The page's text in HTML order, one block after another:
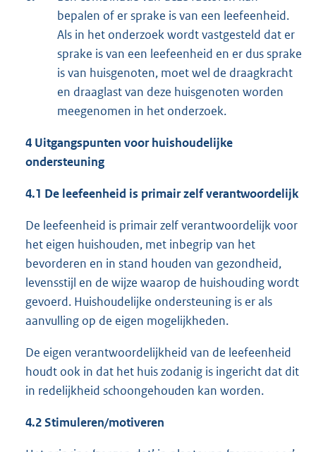
bepalen of er sprake is van een leefeenheid.
Als in het onderzoek wordt vastgesteld dat er
sprake is van een leefeenheid en er dus sprake
is van huisgenoten, moet wel de draagkracht
en draaglast van deze huisgenoten worden
meegenomen in het onderzoek.
4 Uitgangspunten voor huishoudelijke
ondersteuning
4.1 De leefeenheid is primair zelf verantwoordelijk
De leefeenheid is primair zelf verantwoordelijk voor
het eigen huishouden, met inbegrip van het
bevorderen en in stand houden van gezondheid,
levensstijl en de wijze waarop de huishouding wordt
gevoerd. Huishoudelijke ondersteuning is er als
aanvulling op de eigen mogelijkheden.
De eigen verantwoordelijkheid van de leefeenheid
houdt ook in dat het huis zodanig is ingericht dat dit
in redelijkheid schoongehouden kan worden.
4.2 Stimuleren/motiveren